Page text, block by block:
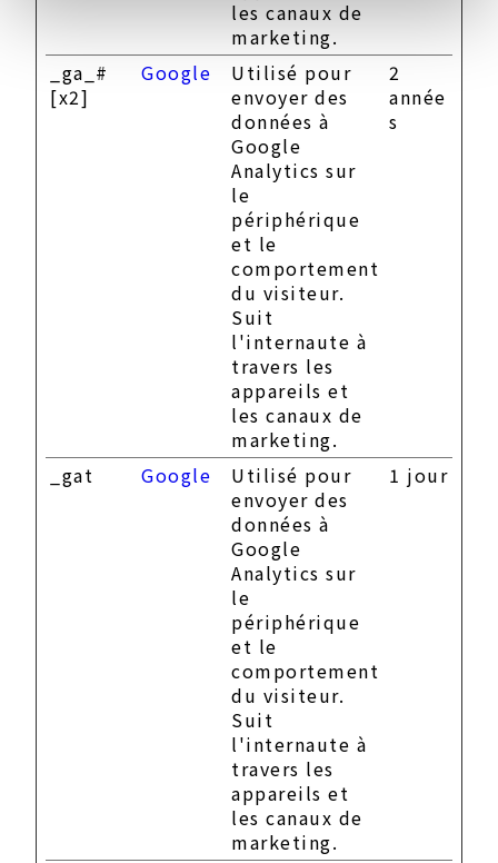
les canaux de
marketing.
_ga_#
[x2]
Google
Utilisé pour
envoyer des
données à
Google
Analytics sur
le
périphérique
et le
comportement
du visiteur.
Suit
l'internaute à
travers les
appareils et
les canaux de
marketing.
2
année
s
_gat Google
Utilisé pour
envoyer des
données à
Google
Analytics sur
le
périphérique
et le
comportement
du visiteur.
Suit
l'internaute à
travers les
appareils et
les canaux de
marketing.
1 jour